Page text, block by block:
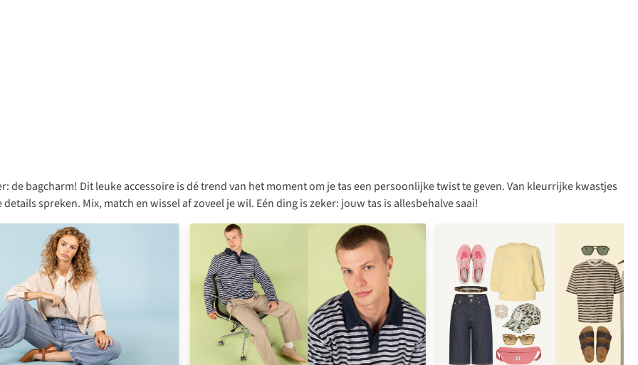
de bagcharm! Dit leuke accessoire is dé trend van het moment om je tas een persoonlijke twist te geven. Van kleurrijke kwastjes
spreken. Mix, match en wissel af zoveel je wil. Eén ding is zeker: jouw tas is allesbehalve saai!